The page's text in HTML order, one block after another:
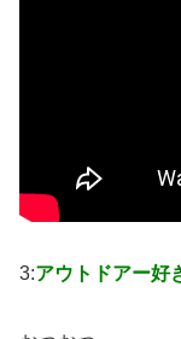
3:アウトドアー好